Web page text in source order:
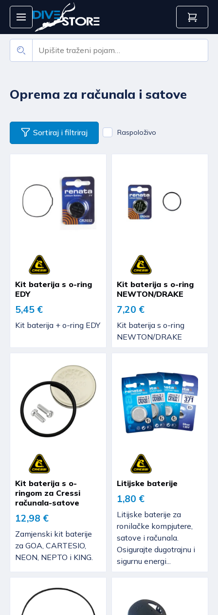
Oprema za računala i satove
Sortiraj i filtriraj Raspoloživo
Kit baterija s o-ring
EDY
5,45 €
Kit baterija + o-ring EDY
Kit baterija s o-ring
NEWTON/DRAKE
7,20 €
Kit baterija s o-ring
NEWTON/DRAKE
Kit baterija s o-
ringom za Cressi
računala-satove
12,98 €
Zamjenski kit baterije
za GOA, CARTESIO,
NEON, NEPTO i KING.
Litijske baterije
1,80 €
Litijske baterije za
ronilačke kompjutere,
satove i računala.
Osigurajte dugotrajnu i
sigurnu energi...